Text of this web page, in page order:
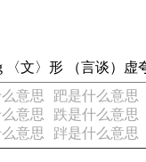
〈文〉形 （言谈）
意思 跁是什么意思
意思
跌是什么意思
意思
跘是什么意思